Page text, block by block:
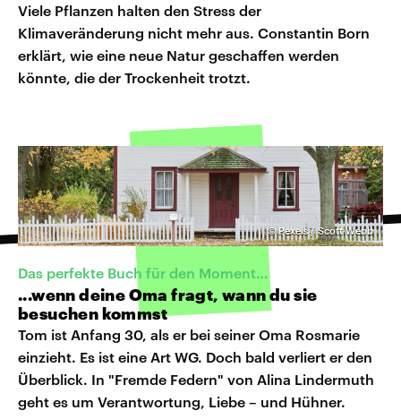
Viele Pflanzen halten den Stress der
Klimaveränderung nicht mehr aus. Constantin Born
erklärt, wie eine neue Natur geschaffen werden
könnte, die der Trockenheit trotzt.
©Pexels / Scott Webb
Das perfekte Buch für den Moment…
...wenn deine Oma fragt, wann du sie
besuchen kommst
Tom ist Anfang 30, als er bei seiner Oma Rosmarie
einzieht. Es ist eine Art WG. Doch bald verliert er den
Überblick. In "Fremde Federn" von Alina Lindermuth
geht es um Verantwortung, Liebe – und Hühner.